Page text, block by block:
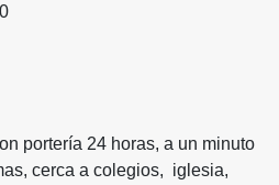
portería 24 horas, a un minuto
cerca a colegios, iglesia,